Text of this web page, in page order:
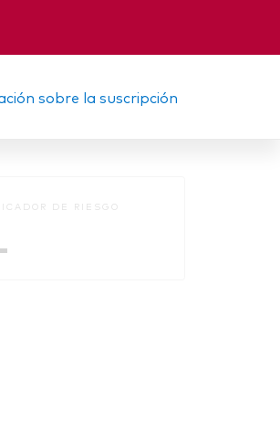
sobre la suscripción
DE RIESGO